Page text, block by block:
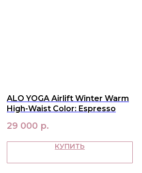
ALO YOGA Airlift Winter Warm
High-Waist Color: Espresso
29 000 р.
КУПИТЬ